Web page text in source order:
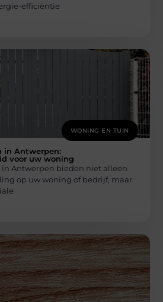
efficiëntie
WONING EN TUIN
in Antwerpen:
voor uw woning
Antwerpen bieden niet alleen
op uw woning of bedrijf, maar